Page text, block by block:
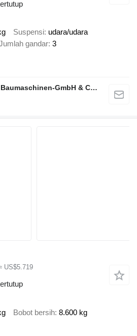
Suspensi udara/udara
gandar 3
alga Nutzfahrzeug- und Baumaschinen-GmbH & Co. KG
US$5.719
Bobot bersih 8.600 kg